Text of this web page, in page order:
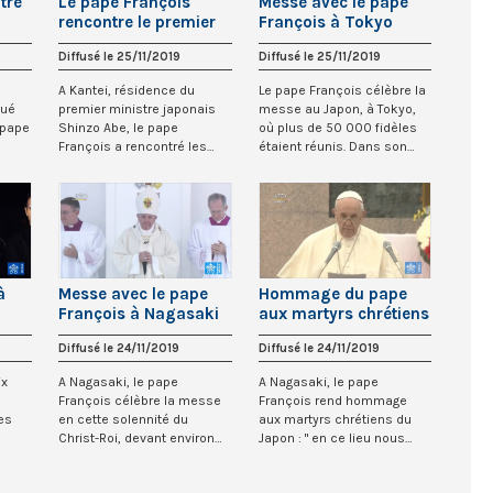
rencontre le premier
ministre du Japon
Diffusé le 25/11/2019
A Kantei, résidence du
premier ministre japonais
Shinzo Abe, le pape
François a rencontré les
François à Tokyo
Diffusé le 25/11/2019
Le pape François célèbre la
messe au Japon, à Tokyo,
où plus de 50 000 fidèles
étaient réunis. Dans son
Messe avec le pape
François à Nagasaki
Diffusé le 24/11/2019
A Nagasaki, le pape
François célèbre la messe
en cette solennité du
Christ-Roi, devant environ
Hommage du pape
aux martyrs chrétiens
du Japon et angélus
Diffusé le 24/11/2019
A Nagasaki, le pape
François rend hommage
aux martyrs chrétiens du
Japon : " en ce lieu nous